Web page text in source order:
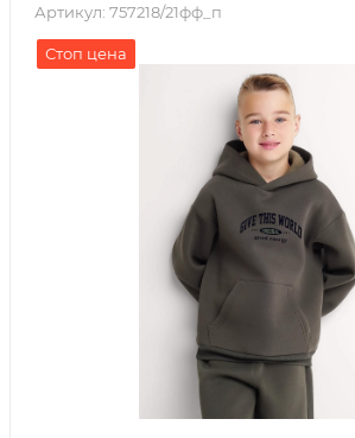
Артикул: 757218/21фф_п
Стоп цена